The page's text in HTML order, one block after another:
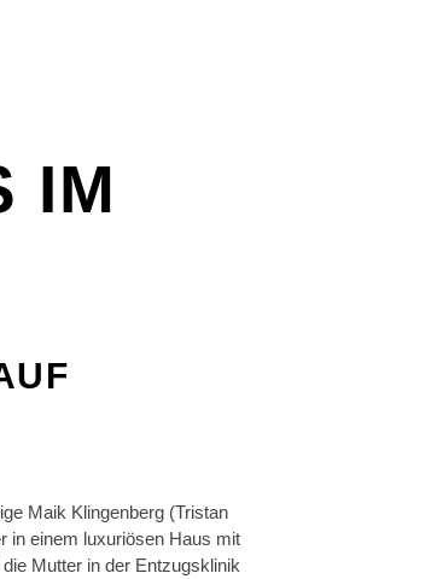
IM
Maik Klingenberg (Tristan
in einem luxuriösen Haus mit
Mutter in der Entzugsklinik